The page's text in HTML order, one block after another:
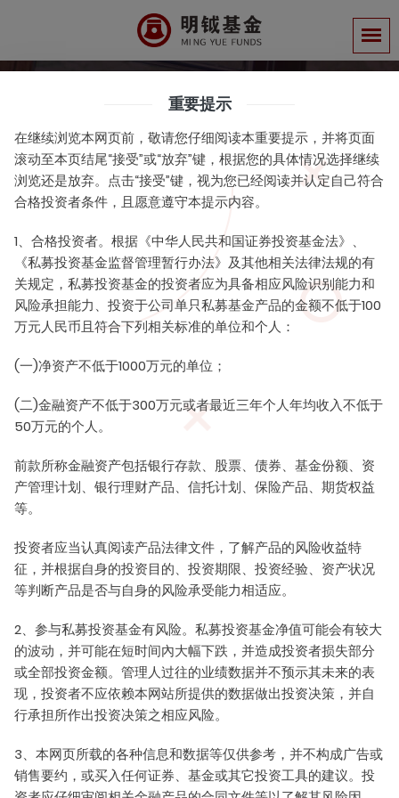
Daily News
明钺公告
关于完善投资者申赎预约的公告
管理员 2021-05-20
关于完善投资者申赎预约的公告2021年5月.pdf
本网站所有信息的版权、专利权、知识产品及其他产权属于
明钺基金所有。 未经明钺基金书面许可，均不得复制、翻
版、引用、转载本网站信息的全部或任何部分。
联系电话：0757-29291133、29291136、18923219518
mykf@my-fin.cn
办公地址：广东省佛山市顺德区大良近良路龙的大厦10
楼05-06单元
重要提示
在继续浏览本网页前，敬请您仔细阅读本重要提示，并将页面
滚动至本页结尾“接受”或“放弃”键，根据您的具体情况选择继续
浏览还是放弃。点击“接受”键，视为您已经阅读并认定自己符合
合格投资者条件，且愿意遵守本提示内容。
1、合格投资者。根据《中华人民共和国证券投资基金法》、
《私募投资基金监督管理暂行办法》及其他相关法律法规的有
关规定，私募投资基金的投资者应为具备相应风险识别能力和
风险承担能力、投资于公司单只私募基金产品的金额不低于100
万元人民币且符合下列相关标准的单位和个人：
(一)净资产不低于1000万元的单位；
(二)金融资产不低于300万元或者最近三年个人年均收入不低于
50万元的个人。
前款所称金融资产包括银行存款、股票、债券、基金份额、资
产管理计划、银行理财产品、信托计划、保险产品、期货权益
等。
投资者应当认真阅读产品法律文件，了解产品的风险收益特
征，并根据自身的投资目的、投资期限、投资经验、资产状况
等判断产品是否与自身的风险承受能力相适应。
2、参与私募投资基金有风险。私募投资基金净值可能会有较大
的波动，并可能在短时间內大幅下跌，并造成投资者损失部分
或全部投资金额。管理人过往的业绩数据并不预示其未来的表
现，投资者不应依赖本网站所提供的数据做出投资决策，并自
行承担所作出投资决策之相应风险。
3、本网页所载的各种信息和数据等仅供参考，并不构成广告或
销售要约，或买入任何证券、基金或其它投资工具的建议。投